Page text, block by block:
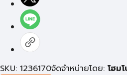
SKU: 1236170จัดจำหน่ายโดย: โฮม